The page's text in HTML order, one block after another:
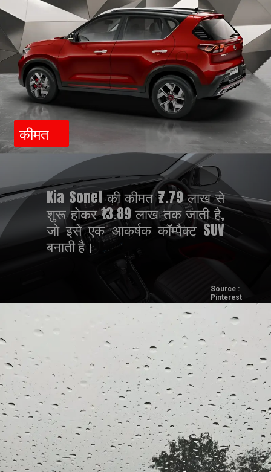
Kia Sonet की कीमत ₹7.79 लाख से
शुरू होकर ₹13.89 लाख तक जाती है,
जो इसे एक आकर्षक कॉम्पैक्ट SUV
बनाती है।
कीमत
Source :
Pinterest